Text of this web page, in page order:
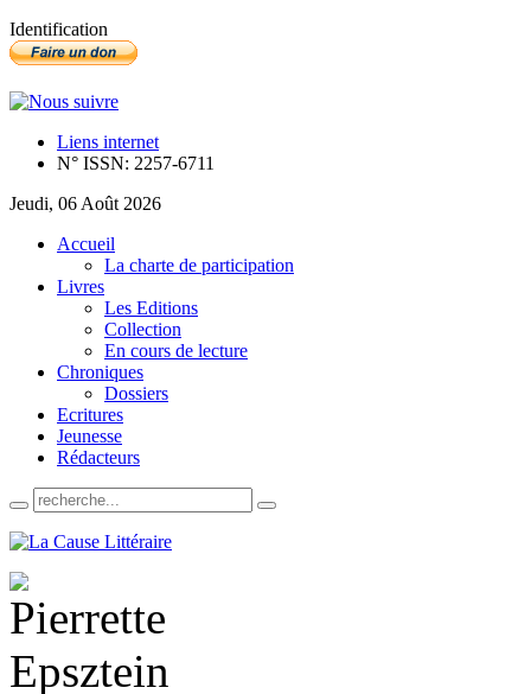
Identification
Liens internet
N° ISSN: 2257-6711
Jeudi, 06 Août 2026
Accueil
La charte de participation
Livres
Les Editions
Collection
En cours de lecture
Chroniques
Dossiers
Ecritures
Jeunesse
Rédacteurs